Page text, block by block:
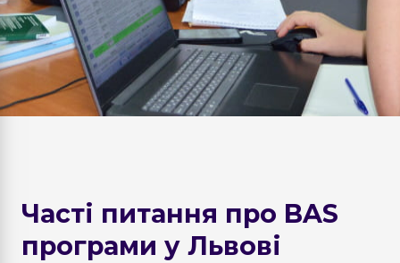
Часті питання про BAS
програми у Львові